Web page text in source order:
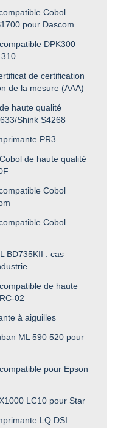
Cobol
pour Dascom
DPK300
de certification
de la mesure (AAA)
haute qualité
Shink S4268
PR3
de haute qualité
Cobol
Cobol
BD735KII : cas
de haute
02
à aiguilles
ML 590 520 pour
pour Epson
LC10 pour Star
LQ DSI